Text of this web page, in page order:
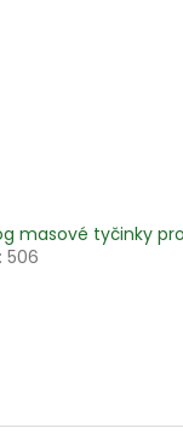
masové tyčinky
506